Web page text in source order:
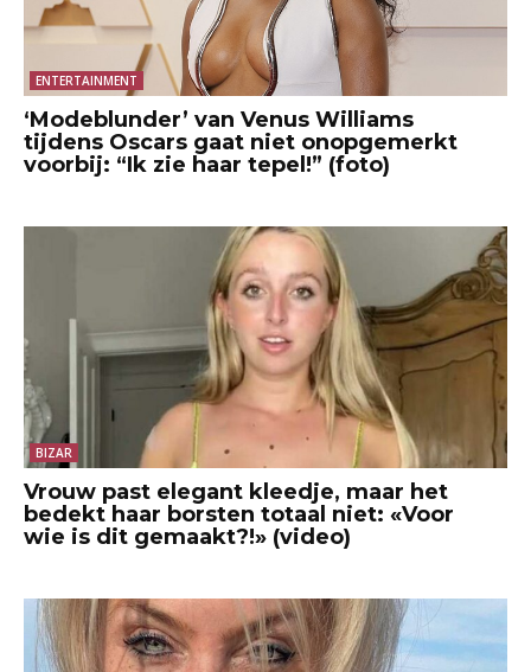
ENTERTAINMENT
‘Modeblunder’ van Venus Williams
tijdens Oscars gaat niet onopgemerkt
voorbij: “Ik zie haar tepel!” (foto)
BIZAR
Vrouw past elegant kleedje, maar het
bedekt haar borsten totaal niet: «Voor
wie is dit gemaakt?!» (video)